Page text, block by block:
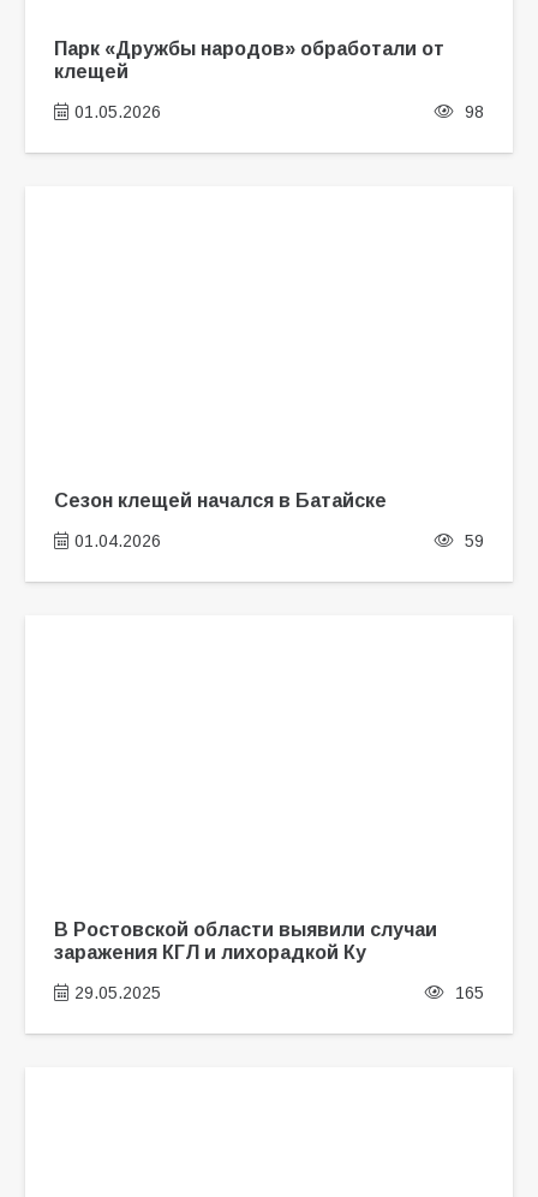
Парк «Дружбы народов» обработали от
клещей
01.05.2026 98
Сезон клещей начался в Батайске
01.04.2026 59
В Ростовской области выявили случаи
заражения КГЛ и лихорадкой Ку
29.05.2025 165